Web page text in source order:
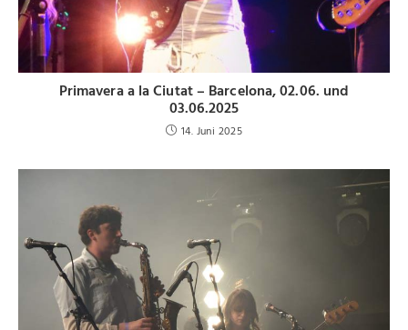
Primavera a la Ciutat – Barcelona, 02.06. und
03.06.2025
14. Juni 2025